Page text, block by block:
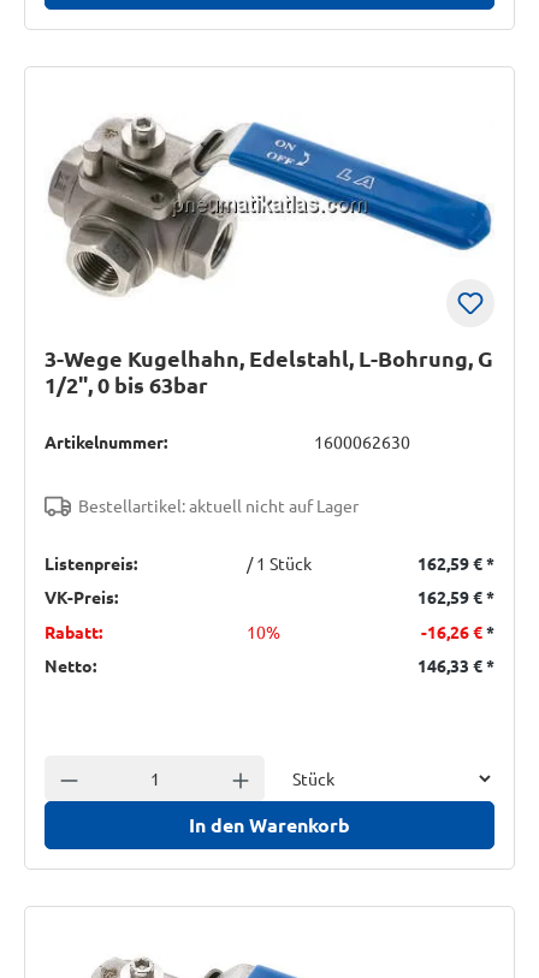
3-Wege Kugelhahn, Edelstahl, L-Bohrung, G
1/2", 0 bis 63bar
Artikelnummer: 1600062630
Bestellartikel: aktuell nicht auf Lager
Listenpreis: / 1 Stück 162,59 €*
VK-Preis:
162,59 €*
Rabatt:
10% -16,26 €*
Netto:
146,33 €*
Anzahl verringern Anzahl erhöhen
In den Warenkorb